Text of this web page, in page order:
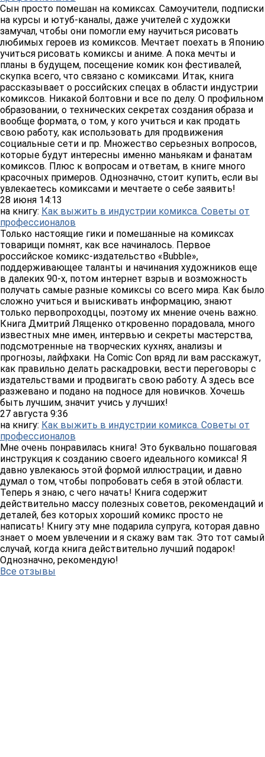
Сын просто помешан на комиксах. Самоучители, подписки
на курсы и ютуб-каналы, даже учителей с художки
замучал, чтобы они помогли ему научиться рисовать
любимых героев из комиксов. Мечтает поехать в Японию
учиться рисовать комиксы и аниме. А пока мечты и
планы в будущем, посещение комик кон фестивалей,
скупка всего, что связано с комиксами. Итак, книга
рассказывает о российских спецах в области индустрии
комиксов. Никакой болтовни и все по делу. О профильном
образовании, о технических секретах создания образа и
вообще формата, о том, у кого учиться и как продать
свою работу, как использовать для продвижения
социальные сети и пр. Множество серьезных вопросов,
которые будут интересны именно маньякам и фанатам
комиксов. Плюс к вопросам и ответам, в книге много
красочных примеров. Однозначно, стоит купить, если вы
увлекаетесь комиксами и мечтаете о себе заявить!
28 июня 14:13
на книгу: Как выжить в индустрии комикса. Советы от
профессионалов
Только настоящие гики и помешанные на комиксах
товарищи помнят, как все начиналось. Первое
российское комикс-издательство «Bubble»,
поддерживающее таланты и начинания художников еще
в далеких 90-х, потом интернет взрыв и возможность
получать самые разные комиксы со всего мира. Как было
сложно учиться и выискивать информацию, знают
только первопроходцы, поэтому их мнение очень важно.
Книга Дмитрий Лященко откровенно порадовала, много
известных мне имен, интервью и секреты мастерства,
подсмотренные на творческих кухнях, анализы и
прогнозы, лайфхаки. На Comic Con вряд ли вам расскажут,
как правильно делать раскадровки, вести переговоры с
издательствами и продвигать свою работу. А здесь все
разжевано и подано на подносе для новичков. Хочешь
быть лучшим, значит учись у лучших!
27 августа 9:36
на книгу: Как выжить в индустрии комикса. Советы от
профессионалов
Мне очень понравилась книга! Это буквально пошаговая
инструкция к созданию своего идеального комикса! Я
давно увлекаюсь этой формой иллюстрации, и давно
думал о том, чтобы попробовать себя в этой области.
Теперь я знаю, с чего начать! Книга содержит
действительно массу полезных советов, рекомендаций и
деталей, без которых хороший комикс просто не
написать! Книгу эту мне подарила супруга, которая давно
знает о моем увлечении и я скажу вам так. Это тот самый
случай, когда книга действительно лучший подарок!
Однозначно, рекомендую!
Все отзывы